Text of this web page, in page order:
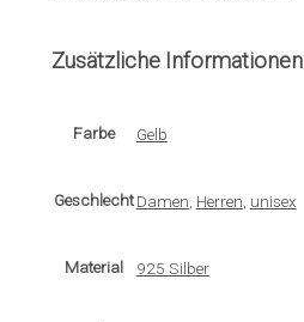
Zusätzliche Informationen
Farbe Gelb
Geschlecht Damen Herren unisex
Material 925 Silber